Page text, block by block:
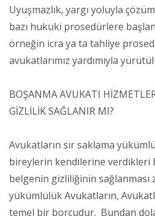
Uyuşmazlık, yargı yoluyla
bazı hukuki prosedürlere
örneğin icra ya ta tahliye
avukatlarımız yardımıyla
BOŞANMA AVUKATI
GİZLİLİK SAĞLANIR MI?
Avukatların sır saklama
bireylerin kendilerine verdikleri
belgenin gizliliğinin sağlanması
yükümlülük Avukatların,
temel bir borcudur. Bundan